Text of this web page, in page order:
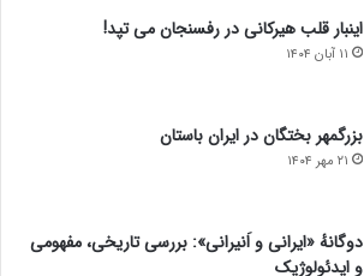
اینبار قلب هیرکانی در رفسنجان می تپد!
۱۱ آبان ۱۴۰۴
بزرگمهر بختگان در ایران باستان
۲۱ مهر ۱۴۰۴
دوگانهٔ «ایرانی و اَنیرانی»: بررسی تاریخی، مفهومی
و ایدئولوژیک